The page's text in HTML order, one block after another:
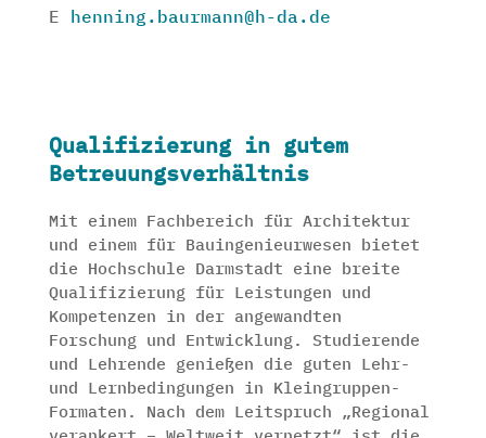
E henning.baurmann@h-da.de
Qualifizierung in gutem
Betreuungsverhältnis
Mit einem Fachbereich für Architektur
und einem für Bauingenieurwesen bietet
die Hochschule Darmstadt eine breite
Qualifizierung für Leistungen und
Kompetenzen in der angewandten
Forschung und Entwicklung. Studierende
und Lehrende genießen die guten Lehr-
und Lernbedingungen in Kleingruppen-
Formaten. Nach dem Leitspruch „Regional